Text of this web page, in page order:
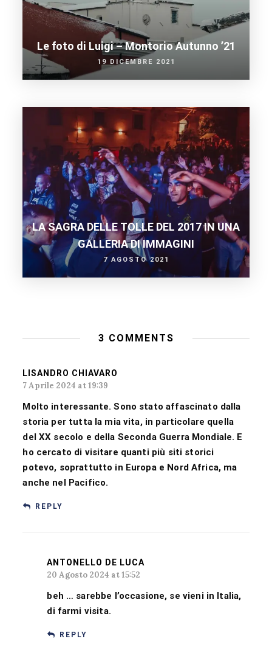
Le foto di Luigi – Montorio Autunno ’21
19 DICEMBRE 2021
LA SAGRA DELLE TOLLE DEL 2017 IN UNA
GALLERIA DI IMMAGINI
7 AGOSTO 2021
3 COMMENTS
LISANDRO CHIAVARO
7 Aprile 2024 at 19:39
Molto interessante. Sono stato affascinato dalla
storia per tutta la mia vita, in particolare quella
del XX secolo e della Seconda Guerra Mondiale. E
ho cercato di visitare quanti più siti storici
potevo, soprattutto in Europa e Nord Africa, ma
anche nel Pacifico.
REPLY
ANTONELLO DE LUCA
20 Agosto 2024 at 15:52
beh … sarebbe l’occasione, se vieni in Italia,
di farmi visita.
REPLY